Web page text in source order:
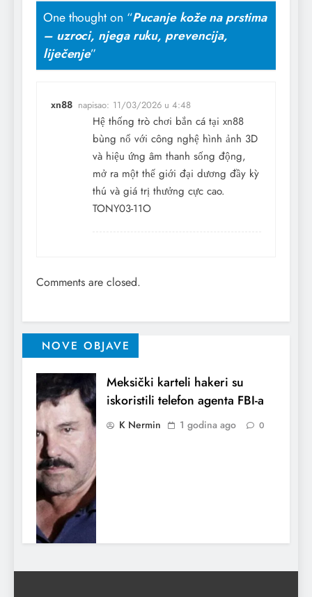
One thought on “Pucanje kože na prstima
– uzroci, njega ruku, prevencija,
liječenje”
xn88 napisao: 11/03/2026 u 4:48
Hệ thống trò chơi bắn cá tại xn88
bùng nổ với công nghệ hình ảnh 3D
và hiệu ứng âm thanh sống động,
mở ra một thế giới đại dương đầy kỳ
thú và giá trị thưởng cực cao.
TONY03-11O
Comments are closed.
NOVE OBJAVE
Meksički karteli hakeri su
iskoristili telefon agenta FBI-a
K Nermin 1 godina ago 0
Indija potvrdila da je napala